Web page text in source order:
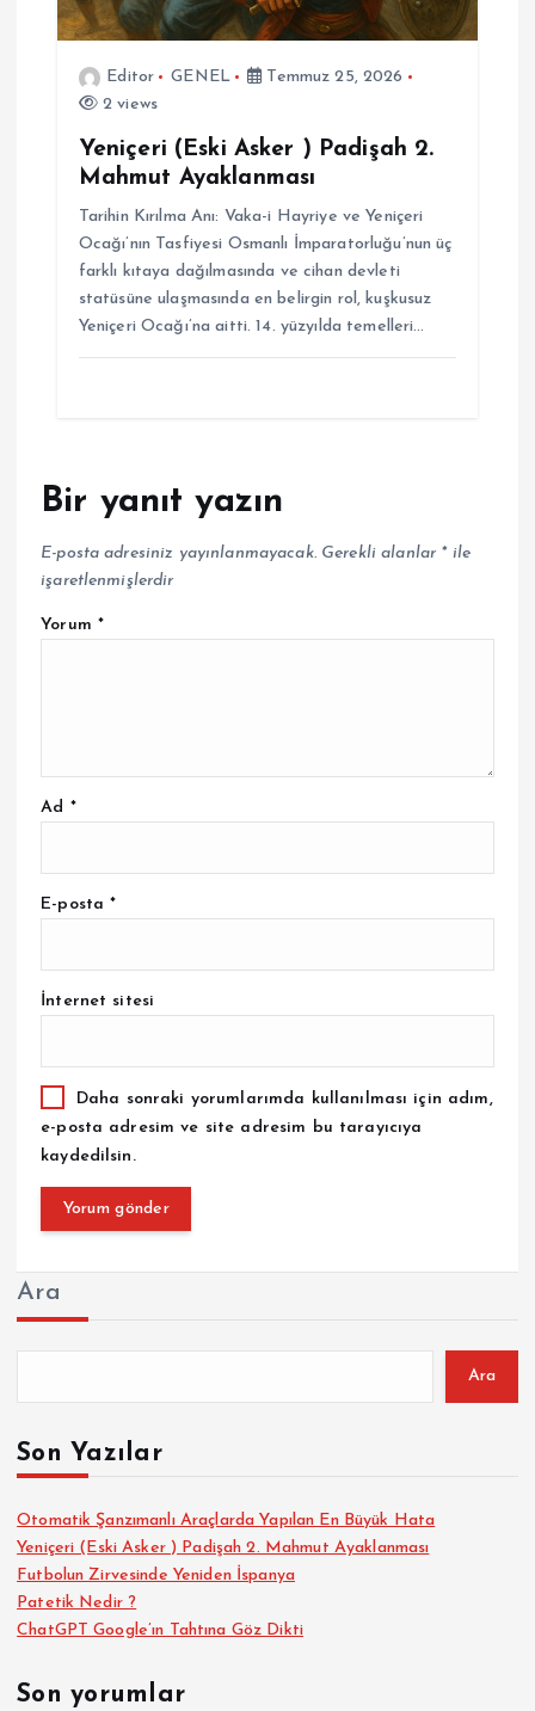
Editor GENEL
Temmuz 25, 2026
2 views
Yeniçeri (Eski Asker ) Padişah 2.
Mahmut Ayaklanması
Tarihin Kırılma Anı: Vaka-i Hayriye ve Yeniçeri
Ocağı’nın Tasfiyesi Osmanlı İmparatorluğu’nun üç
farklı kıtaya dağılmasında ve cihan devleti
statüsüne ulaşmasında en belirgin rol, kuşkusuz
Yeniçeri Ocağı’na aitti. 14. yüzyılda temelleri…
Bir yanıt yazın
E-posta adresiniz yayınlanmayacak. Gerekli alanlar *ile
işaretlenmişlerdir
Yorum *
Ad *
E-posta*
İnternet sitesi
Daha sonraki yorumlarımda kullanılması için adım,
e-posta adresim ve site adresim bu tarayıcıya
kaydedilsin.
Ara
Ara
Son Yazılar
Otomatik Şanzımanlı Araçlarda Yapılan En Büyük Hata
Yeniçeri (Eski Asker ) Padişah 2. Mahmut Ayaklanması
Futbolun Zirvesinde Yeniden İspanya
Patetik Nedir ?
ChatGPT Google’ın Tahtına Göz Dikti
Son yorumlar